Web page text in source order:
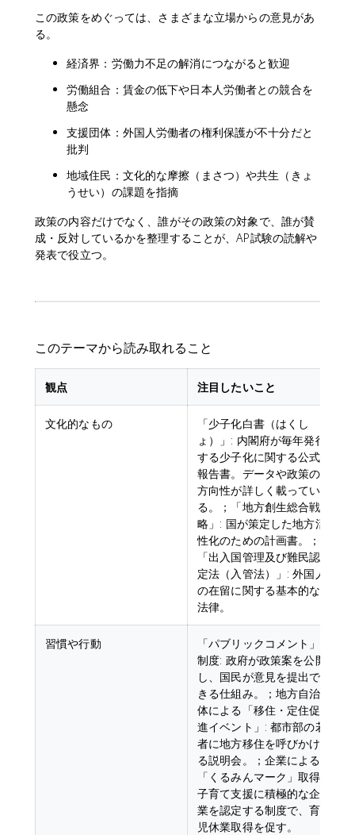
この政策をめぐっては、さまざまな立場からの意見があ
る。
経済界：労働力不足の解消につながると歓迎
労働組合：賃金の低下や日本人労働者との競合を
懸念
支援団体：外国人労働者の権利保護が不十分だと
批判
地域住民：文化的な摩擦（まさつ）や共生（きょ
うせい）の課題を指摘
政策の内容だけでなく、誰がその政策の対象で、誰が賛
成・反対しているかを整理することが、AP試験の読解や
発表で役立つ。
このテーマから読み取れること
観点 注目したいこと
文化的なもの
「少子化白書（はくし
ょ）」: 内閣府が毎年発行
する少子化に関する公式
報告書。データや政策の
方向性が詳しく載ってい
る。；「地方創生総合戦
略」: 国が策定した地方活
性化のための計画書。；
「出入国管理及び難民認
定法（入管法）」: 外国人
の在留に関する基本的な
法律。
習慣や行動
「パブリックコメント」
制度: 政府が政策案を公開
し、国民が意見を提出で
きる仕組み。；地方自治
体による「移住・定住促
進イベント」: 都市部の若
者に地方移住を呼びかけ
る説明会。；企業による
「くるみんマーク」取得:
子育て支援に積極的な企
業を認定する制度で、育
児休業取得を促す。